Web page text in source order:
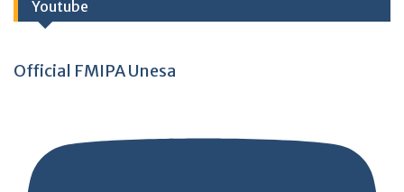
Youtube
Official FMIPA Unesa